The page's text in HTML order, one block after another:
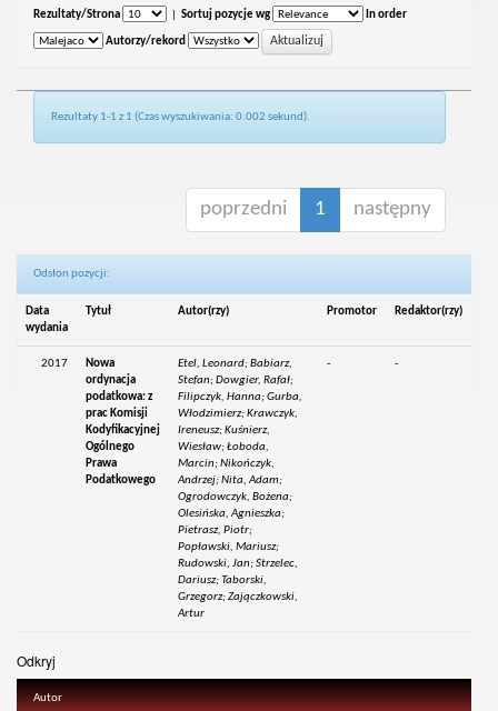
Rezultaty/Strona Sortuj pozycje wg In order
Autorzy/rekord
Rezultaty 1-1 z 1 (Czas wyszukiwania: 0.002 sekund).
poprzedni 1 następny
Odsłon pozycji:
Data
wydania
Tytuł Autor(rzy) Promotor Redaktor(rzy)
2017
Nowa
ordynacja
podatkowa: z
prac Komisji
Kodyfikacyjnej
Ogólnego
Prawa
Podatkowego
Etel, Leonard; Babiarz,
Stefan; Dowgier, Rafał;
Filipczyk, Hanna; Gurba,
Włodzimierz; Krawczyk,
Ireneusz; Kuśnierz,
Wiesław; Łoboda,
Marcin; Nikończyk,
Andrzej; Nita, Adam;
Ogrodowczyk, Bożena;
Olesińska, Agnieszka;
Pietrasz, Piotr;
Popławski, Mariusz;
Rudowski, Jan; Strzelec,
Dariusz; Taborski,
Grzegorz; Zajączkowski,
Artur
- -
Odkryj
Autor